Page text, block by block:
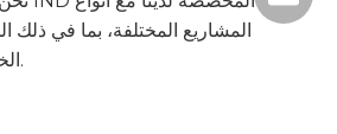
المشاريع المختلفة، بما في ذلك
الخاصة بك، وتوافر البيانات، والتركيز العلاجي، مما يضمن التوجيه الشخصي الذي يدعم أهداف الابتكار الخاصة بك.